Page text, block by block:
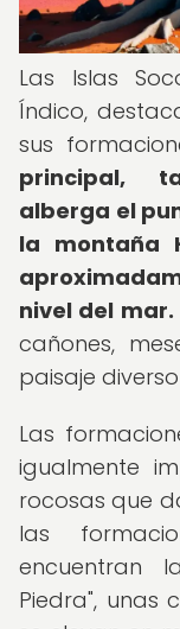
Las Islas
Índico,
sus
principal,
alberga el
la montaña
nivel del mar.
cañones,
paisaje
Las
igualmente
rocosas que
las
encuentran
Piedra", unas